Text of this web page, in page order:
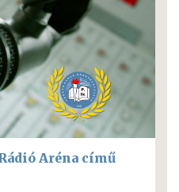
Aréna című